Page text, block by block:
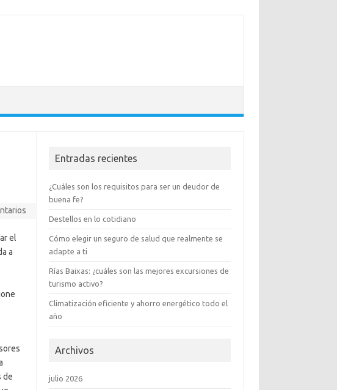
el
a
de
Entradas recientes
¿Cuáles son los requisitos para ser un deudor de
buena fe?
Destellos en lo cotidiano
Cómo elegir un seguro de salud que realmente se
adapte a ti
Rías Baixas: ¿cuáles son las mejores excursiones de
turismo activo?
Climatización eficiente y ahorro energético todo el
año
Archivos
julio 2026